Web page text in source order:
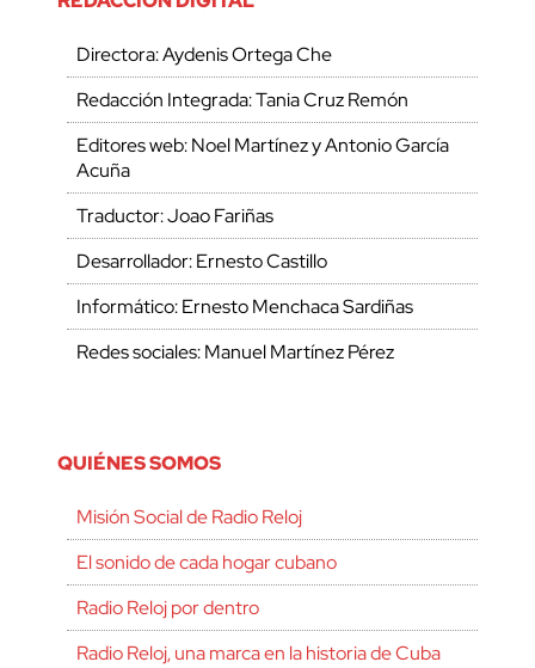
Directora: Aydenis Ortega Che
Redacción Integrada: Tania Cruz Remón
Editores web: Noel Martínez y Antonio García
Acuña
Traductor: Joao Fariñas
Desarrollador: Ernesto Castillo
Informático: Ernesto Menchaca Sardiñas
Redes sociales: Manuel Martínez Pérez
QUIÉNES SOMOS
Misión Social de Radio Reloj
El sonido de cada hogar cubano
Radio Reloj por dentro
Radio Reloj, una marca en la historia de Cuba